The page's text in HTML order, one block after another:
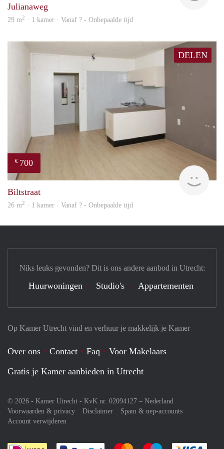
Julianaweg
29 m2 · 1 kamer · Vanaf ? - Onbepaalde tijd
DELEN
€ 700
Biltstraat
26 m2 · 1 kamer · Vanaf ? - Onbepaalde tijd
Op Kamer Utrecht vind en verhuur je makkelijk je Kamer
Over ons Contact Faq
Voor Makelaars
Gratis je Kamer aanbieden in Utrecht
© 2026 - Kamer Utrecht - KvK nr. 02094127 – Nederland
Voorwaarden & privacy
Disclaimer
Spam & nep-accounts
Account verwijderen
Niks leuks gevonden? Dit is ons andere aanbod in Utrecht:
Huurwoningen Studio's Appartementen